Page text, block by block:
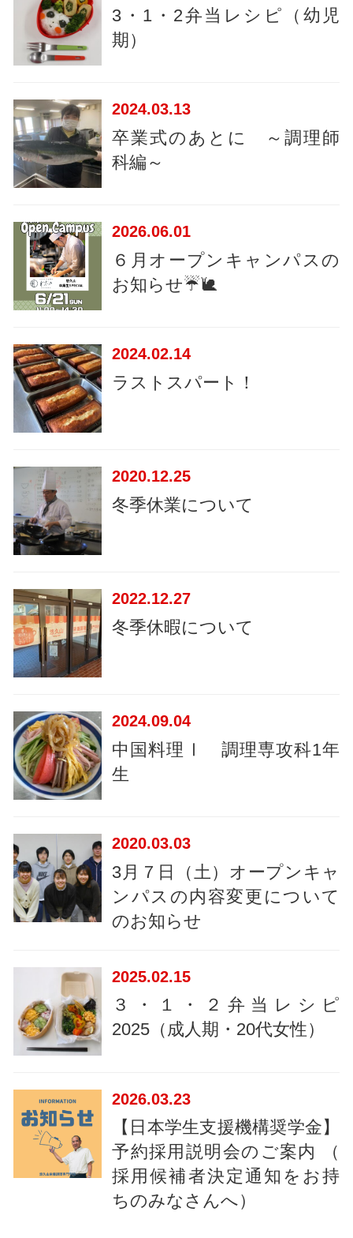
3・1・2弁当レシピ（幼児
期）
2024 03.13
卒業式のあとに ～調理師
科編～
2026 06.01
６月オープンキャンパスの
お知らせ☔🐌
2024 02.14
ラストスパート！
2020 12.25
冬季休業について
2022 12.27
冬季休暇について
2024 09.04
中国料理Ⅰ 調理専攻科1年
生
2020 03.03
3月７日（土）オープンキャ
ンパスの内容変更について
のお知らせ
2025 02.15
３・１・２弁当レシピ
2025（成人期・20代女性）
2026 03.23
【日本学生支援機構奨学金】
予約採用説明会のご案内 （
採用候補者決定通知をお持
ちのみなさんへ）